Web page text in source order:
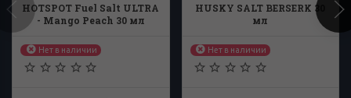
HOTSPOT Fuel Salt ULTRA
- Mango Peach 30 мл
Нет в наличии
HUSKY SALT BERSERK 30
мл
Нет в наличии